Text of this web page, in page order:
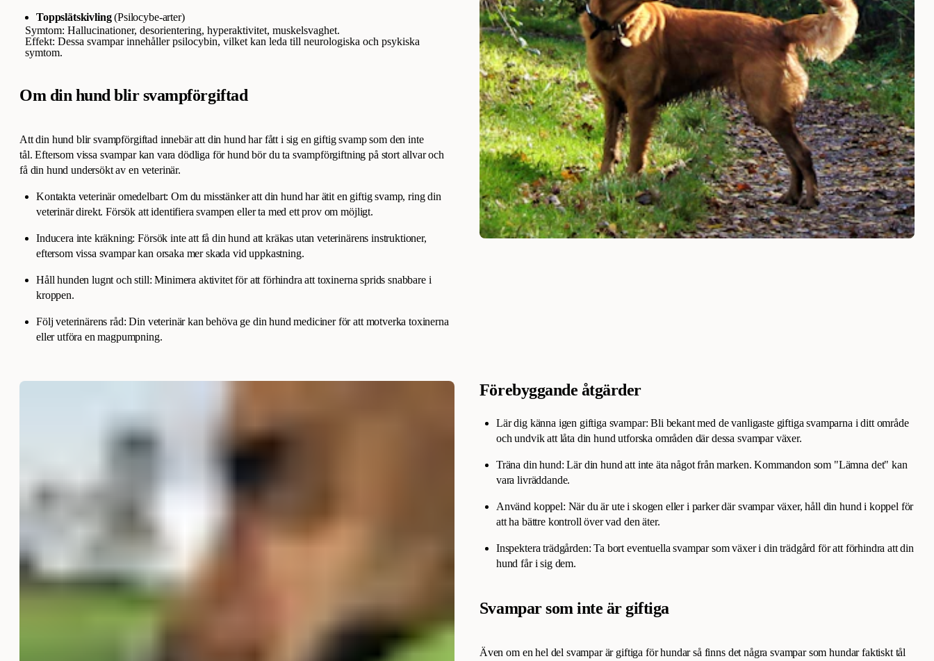
Toppslätskivling(Psilocybe-arter)
Symtom: Hallucinationer, desorientering, hyperaktivitet, muskelsvaghet.
Effekt: Dessa svampar innehåller psilocybin, vilket kan leda till neurologiska och psykiska
symtom.
Om din hund blir svampförgiftad
Att din hund blir svampförgiftad innebär att din hund har fått i sig en giftig svamp som den inte
tål. Eftersom vissa svampar kan vara dödliga för hund bör du ta svampförgiftning på stort allvar och
få din hund undersökt av en veterinär.
Kontakta veterinär omedelbart: Om du misstänker att din hund har ätit en giftig svamp, ring din
veterinär direkt. Försök att identifiera svampen eller ta med ett prov om möjligt.
Inducera inte kräkning: Försök inte att få din hund att kräkas utan veterinärens instruktioner,
eftersom vissa svampar kan orsaka mer skada vid uppkastning.
Håll hunden lugnt och still: Minimera aktivitet för att förhindra att toxinerna sprids snabbare i
kroppen.
Följ veterinärens råd: Din veterinär kan behöva ge din hund mediciner för att motverka toxinerna
eller utföra en magpumpning.
Förebyggande åtgärder
Lär dig känna igen giftiga svampar: Bli bekant med de vanligaste giftiga svamparna i ditt område
och undvik att låta din hund utforska områden där dessa svampar växer.
Träna din hund: Lär din hund att inte äta något från marken. Kommandon som "Lämna det" kan
vara livräddande.
Använd koppel: När du är ute i skogen eller i parker där svampar växer, håll din hund i koppel för
att ha bättre kontroll över vad den äter.
Inspektera trädgården: Ta bort eventuella svampar som växer i din trädgård för att förhindra att din
hund får i sig dem.
Svampar som inte är giftiga
Även om en hel del svampar är giftiga för hundar så finns det några svampar som hundar faktiskt tål